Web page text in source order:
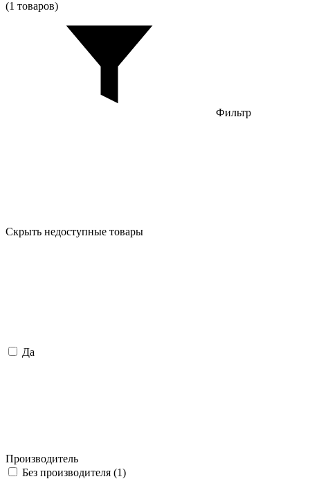
(1 товаров)
Фильтр
Скрыть недоступные товары
Да
Производитель
Без производителя (1)